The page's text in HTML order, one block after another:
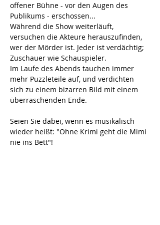
offener Bühne - vor den Augen des
Publikums - erschossen...
Während die Show weiterläuft,
versuchen die Akteure herauszufinden,
wer der Mörder ist. Jeder ist verdächtig;
Zuschauer wie Schauspieler.
Im Laufe des Abends tauchen immer
mehr Puzzleteile auf, und verdichten
sich zu einem bizarren Bild mit einem
überraschenden Ende.
Seien Sie dabei, wenn es musikalisch
wieder heißt: "Ohne Krimi geht die Mimi
nie ins Bett"!